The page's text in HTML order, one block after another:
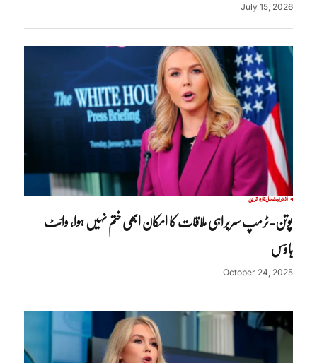
July 15, 2026
انٹرنیشنلتازہ ترین
پوتن-ٹرمپ سربراہی ملاقات کا امکان ابھی ختم نہیں ہوا، وائٹ
ہاؤس
October 24, 2025